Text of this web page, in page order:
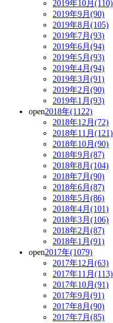
2019年10月(110)
2019年9月(90)
2019年8月(105)
2019年7月(93)
2019年6月(94)
2019年5月(93)
2019年4月(94)
2019年3月(91)
2019年2月(90)
2019年1月(93)
open2018年(1122)
2018年12月(72)
2018年11月(121)
2018年10月(90)
2018年9月(87)
2018年8月(104)
2018年7月(90)
2018年6月(87)
2018年5月(86)
2018年4月(101)
2018年3月(106)
2018年2月(87)
2018年1月(91)
open2017年(1079)
2017年12月(63)
2017年11月(113)
2017年10月(91)
2017年9月(91)
2017年8月(90)
2017年7月(85)